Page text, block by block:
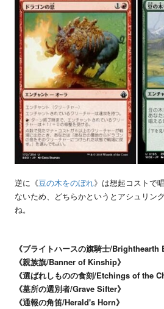
逆に《豆の木をのぼれ》は想起コストで
ないため、どちらかというとアシュリン
ね。
《ブライトハースの旗騎士/Brighthearth
《親族旗/Banner of Kinship》
《選ばれしものの食刻/Etchings of the
《墓所の選別者/Grave Sifter》
《通報の角笛/Herald's Horn》